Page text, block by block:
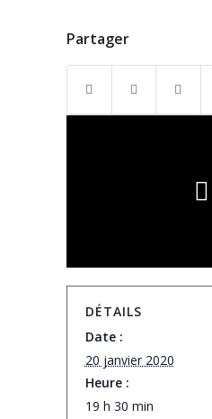
Partager
DÉTAILS
Date :
20 janvier 2020
Heure :
19 h 30 min